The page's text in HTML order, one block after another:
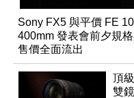
Sony FX5 與平價 FE
400mm 發表會前夕規
售價全面流出
頂
雙